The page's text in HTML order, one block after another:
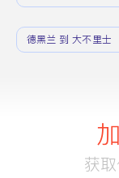
德黑兰 到 大不里士
获